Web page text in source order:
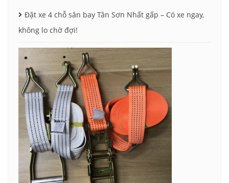
Đặt xe 4 chỗ sân bay Tân Sơn Nhất gấp – Có xe ngay,
không lo chờ đợi!